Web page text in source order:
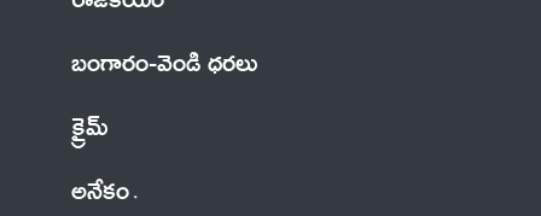
బంగారం-వెండి ధరలు
క్రైమ్
అనేకం